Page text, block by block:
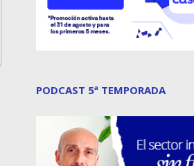
PODCAST 5ª TEMPORADA